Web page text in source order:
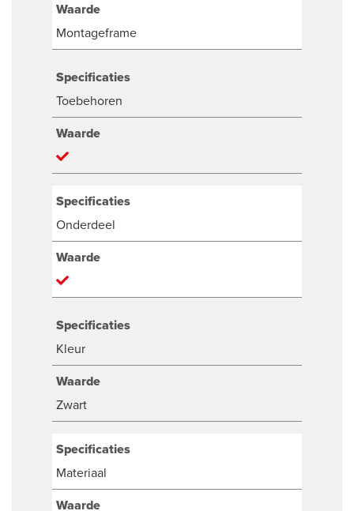
Waarde
Montageframe
Specificaties
Toebehoren
Waarde
Specificaties
Onderdeel
Waarde
Specificaties
Kleur
Waarde
Zwart
Specificaties
Materiaal
Waarde